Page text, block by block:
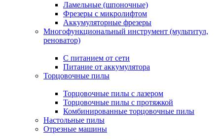
Ламельные (шпоночные)
Фрезеры с микролифтом
Аккумуляторные фрезеры
Многофункциональный инструмент (мультитул,
реноватор)
С питанием от сети
Питание от аккумулятора
Торцовочные пилы
Торцовочные пилы с лазером
Торцовочные пилы с протяжкой
Комбинированные торцовочные пилы
Настольные пилы
Отрезные машины